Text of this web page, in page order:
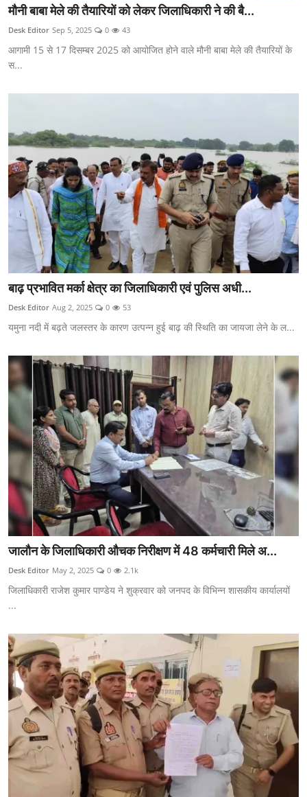
मौनी बाबा मेले की तैयारियों को लेकर जिलाधिकारी ने की बै...
Desk Editor Sep 5, 2025 0 43
आगामी 15 से 17 दिसम्बर 2025 को आयोजित होने वाले मौनी बाबा मेले की तैयारियों के
स...
बाढ़ प्रभावित मर्का क्षेत्र का जिलाधिकारी एवं पुलिस अधी...
Desk Editor Aug 2, 2025 0 53
यमुना नदी में बढ़ते जलस्तर के कारण उत्पन्न हुई बाढ़ की स्थिति का जायजा लेने के ल...
जालौन के जिलाधिकारी औचक निरीक्षण में 48 कर्मचारी मिले अ...
Desk Editor May 2, 2025 0 2.1k
जिलाधिकारी राजेश कुमार पाण्डेय ने शुक्रवार को जनपद के विभिन्न शासकीय कार्यालयों
...